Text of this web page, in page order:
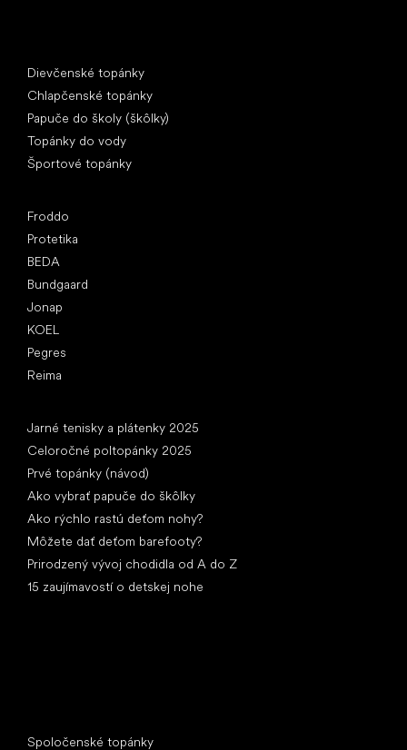
Dievčenské topánky
Chlapčenské topánky
Papuče do školy (škôlky)
Topánky do vody
Športové topánky
Froddo
Protetika
BEDA
Bundgaard
Jonap
KOEL
Pegres
Reima
Jarné tenisky a plátenky 2025
Celoročné poltopánky 2025
Prvé topánky (návod)
Ako vybrať papuče do škôlky
Ako rýchlo rastú deťom nohy?
Môžete dať deťom barefooty?
Prirodzený vývoj chodidla od A do Z
15 zaujímavostí o detskej nohe
Spoločenské topánky